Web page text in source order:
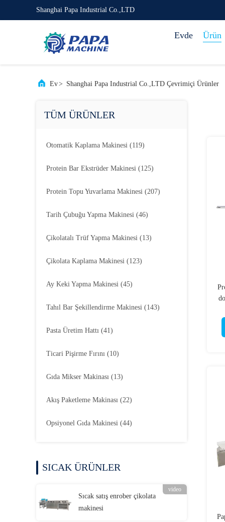
Shanghai Papa Industrial Co.,LTD
Evde Ürün
Ev> Shanghai Papa Industrial Co.,LTD Çevrimiçi Ürünler
TÜM ÜRÜNLER
Otomatik Kaplama Makinesi (119)
Protein Bar Ekstrüder Makinesi (125)
Protein Topu Yuvarlama Makinesi (207)
Tarih Çubuğu Yapma Makinesi (46)
Çikolatalı Trüf Yapma Makinesi (13)
Çikolata Kaplama Makinesi (123)
Ay Keki Yapma Makinesi (45)
Tahıl Bar Şekillendirme Makinesi (143)
Pasta Üretim Hattı (41)
Ticari Pişirme Fırını (10)
Gıda Mikser Makinası (13)
Akış Paketleme Makinası (22)
Opsiyonel Gıda Makinesi (44)
SICAK ÜRÜNLER
video
Sıcak satış enrober çikolata
makinesi